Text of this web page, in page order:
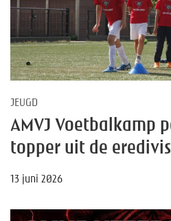
JEUGD
AMVJ Voetbalkamp
topper uit de
13 juni 2026